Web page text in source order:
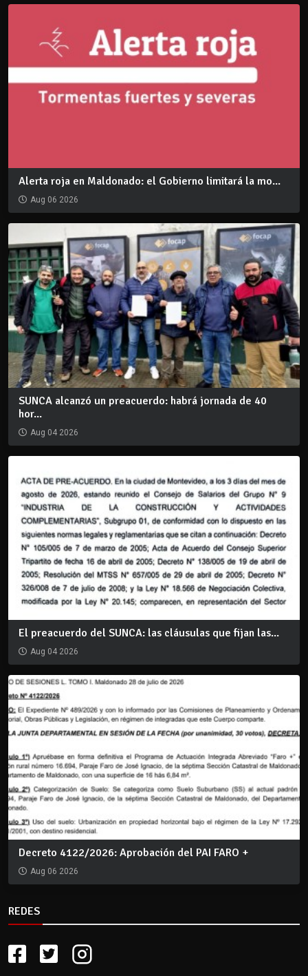
Alerta roja en Maldonado: el Gobierno limitará la mo...
Aug 06 2026
SUNCA alcanzó un preacuerdo: habrá jornada de 40
hor...
Aug 04 2026
El preacuerdo del SUNCA: las cláusulas que fijan las...
Aug 04 2026
Decreto 4122/2026: Aprobación del PAI FARO +
Aug 06 2026
REDES